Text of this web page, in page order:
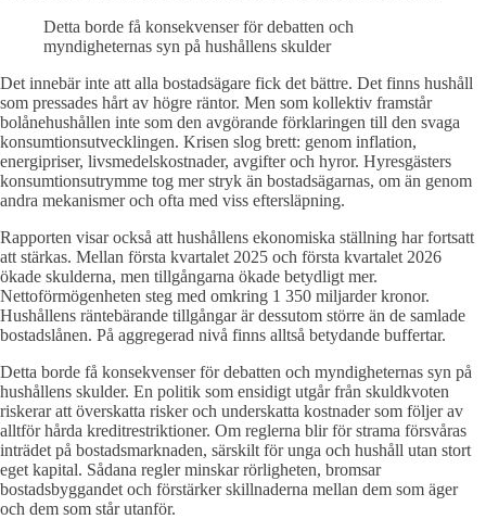
Detta borde få konsekvenser för debatten och
myndigheternas syn på hushållens skulder
Det innebär inte att alla bostadsägare fick det bättre. Det finns hushåll
som pressades hårt av högre räntor. Men som kollektiv framstår
bolånehushållen inte som den avgörande förklaringen till den svaga
konsumtionsutvecklingen. Krisen slog brett: genom inflation,
energipriser, livsmedelskostnader, avgifter och hyror. Hyresgästers
konsumtionsutrymme tog mer stryk än bostadsägarnas, om än genom
andra mekanismer och ofta med viss eftersläpning.
Rapporten visar också att hushållens ekonomiska ställning har fortsatt
att stärkas. Mellan första kvartalet 2025 och första kvartalet 2026
ökade skulderna, men tillgångarna ökade betydligt mer.
Nettoförmögenheten steg med omkring 1 350 miljarder kronor.
Hushållens räntebärande tillgångar är dessutom större än de samlade
bostadslånen. På aggregerad nivå finns alltså betydande buffertar.
Detta borde få konsekvenser för debatten och myndigheternas syn på
hushållens skulder. En politik som ensidigt utgår från skuldkvoten
riskerar att överskatta risker och underskatta kostnader som följer av
alltför hårda kreditrestriktioner. Om reglerna blir för strama försvåras
inträdet på bostadsmarknaden, särskilt för unga och hushåll utan stort
eget kapital. Sådana regler minskar rörligheten, bromsar
bostadsbyggandet och förstärker skillnaderna mellan dem som äger
och dem som står utanför.